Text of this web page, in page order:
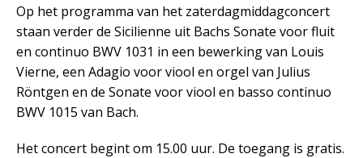
Op het programma van het zaterdagmiddagconcert
staan verder de Sicilienne uit Bachs Sonate voor fluit
en continuo BWV 1031 in een bewerking van Louis
Vierne, een Adagio voor viool en orgel van Julius
Röntgen en de Sonate voor viool en basso continuo
BWV 1015 van Bach.
Het concert begint om 15.00 uur. De toegang is gratis.